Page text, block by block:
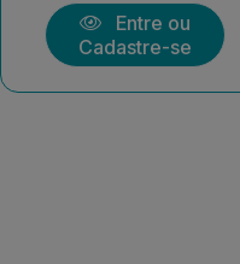
Entre ou
Cadastre-se